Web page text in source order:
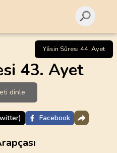
Yâsin Sûresi 44. Ayet
43. Ayet
dinle
Facebook